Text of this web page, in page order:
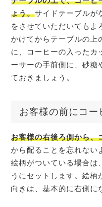
ょう。サイドテーブルが
をさせていただいてもよ
かけてからテーブルの上
に、コーヒーの入ったカ
ーサーの手前側に、砂糖
ておきましょう。
お客様の前にコー
お客様の右後ろ側から、
から配ることを忘れない
絵柄がついている場合は
うにセットします。絵柄
向きは、基本的に右側に